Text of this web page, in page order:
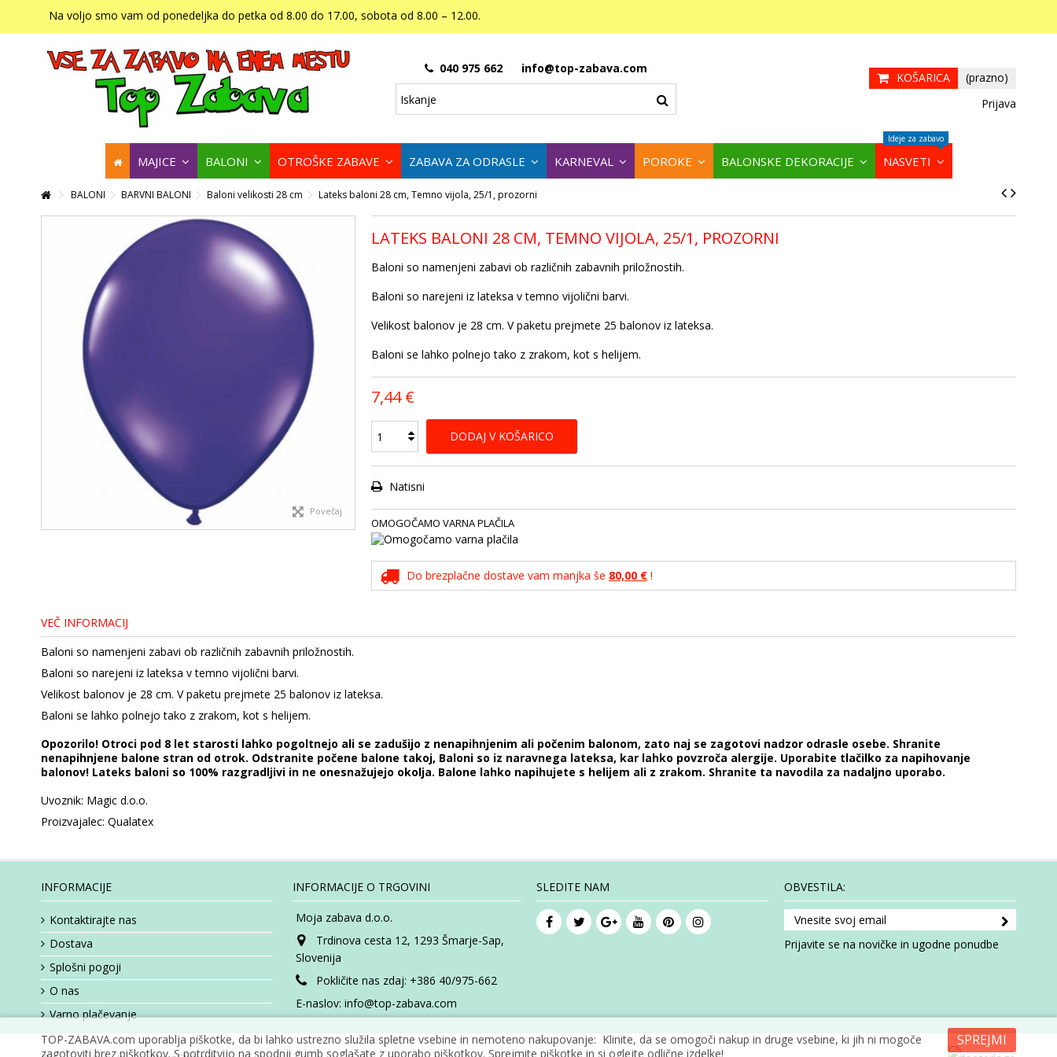
Na voljo smo vam od ponedeljka do petka od 8.00 do 17.00, sobota od 8.00 – 12.00.
040 975 662 info@top-zabava.com
KOŠARICA
(prazno)
Prijava
MAJICE BALONI OTROŠKE ZABAVE ZABAVA ZA ODRASLE KARNEVAL POROKE BALONSKE DEKORACIJE NASVETI
Ideje za zabavo
BALONI BARVNI BALONI Baloni velikosti 28 cm Lateks baloni 28 cm, Temno vijola, 25/1, prozorni
Povečaj
LATEKS BALONI 28 CM, TEMNO VIJOLA, 25/1, PROZORNI
Baloni so namenjeni zabavi ob različnih zabavnih priložnostih.
Baloni so narejeni iz lateksa v temno vijolični barvi.
Velikost balonov je 28 cm. V paketu prejmete 25 balonov iz lateksa.
Baloni se lahko polnejo tako z zrakom, kot s helijem.
7,44 €
DODAJ V KOŠARICO
Natisni
OMOGOČAMO VARNA PLAČILA
Do brezplačne dostave vam manjka še 80,00 €!
VEČ INFORMACIJ
Baloni so namenjeni zabavi ob različnih zabavnih priložnostih.
Baloni so narejeni iz lateksa v temno vijolični barvi.
Velikost balonov je 28 cm. V paketu prejmete 25 balonov iz lateksa.
Baloni se lahko polnejo tako z zrakom, kot s helijem.
Opozorilo! Otroci pod 8 let starosti lahko pogoltnejo ali se zadušijo z nenapihnjenim ali počenim balonom, zato naj se zagotovi nadzor odrasle osebe. Shranite
nenapihnjene balone stran od otrok. Odstranite počene balone takoj, Baloni so iz naravnega lateksa, kar lahko povzroča alergije. Uporabite tlačilko za napihovanje
balonov! Lateks baloni so 100% razgradljivi in ne onesnažujejo okolja. Balone lahko napihujete s helijem ali z zrakom. Shranite ta navodila za nadaljno uporabo.
Uvoznik: Magic d.o.o.
Proizvajalec: Qualatex
INFORMACIJE
Kontaktirajte nas
Dostava
Splošni pogoji
O nas
Varno plačevanje
INFORMACIJE O TRGOVINI
Moja zabava d.o.o.
Trdinova cesta 12, 1293 Šmarje-Sap,
Slovenija
Pokličite nas zdaj: +386 40/975-662
E-naslov: info@top-zabava.com
SLEDITE NAM OBVESTILA:
Prijavite se na novičke in ugodne ponudbe
SPREJMI
TOP-ZABAVA.com uporablja piškotke, da bi lahko ustrezno služila spletne vsebine in nemoteno nakupovanje: Klinite, da se omogoči nakup in druge vsebine, ki jih ni mogoče
zagotoviti brez piškotkov. S potrditvijo na spodnji gumb soglašate z uporabo piškotkov. Sprejmite piškotke in si oglejte odlične izdelke!